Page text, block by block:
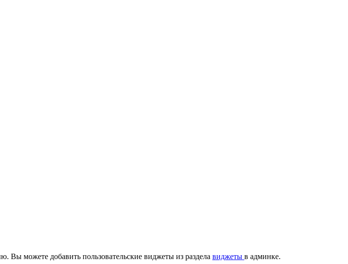
Вы можете добавить пользовательские виджеты из раздела виджеты в админке.